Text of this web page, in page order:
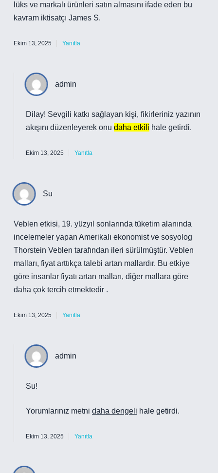
lüks ve markalı ürünleri satın almasını ifade eden bu
kavram iktisatçı James S.
Ekim 13, 2025 Yanıtla
admin
Dilay! Sevgili katkı sağlayan kişi, fikirleriniz yazının
akışını düzenleyerek onu daha etkili hale getirdi.
Ekim 13, 2025 Yanıtla
Su
Veblen etkisi, 19. yüzyıl sonlarında tüketim alanında
incelemeler yapan Amerikalı ekonomist ve sosyolog
Thorstein Veblen tarafından ileri sürülmüştür. Veblen
malları, fiyat arttıkça talebi artan mallardır. Bu etkiye
göre insanlar fiyatı artan malları, diğer mallara göre
daha çok tercih etmektedir .
Ekim 13, 2025 Yanıtla
admin
Su!
Yorumlarınız metni daha dengeli hale getirdi.
Ekim 13, 2025 Yanıtla